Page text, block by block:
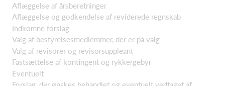
Aflæggelse af årsberetninger
Aflæggelse og godkendelse af reviderede regnskab
Indkomne forslag
Valg af bestyrelsesmedlemmer, der er på valg
Valg af revisorer og revisorsuppleant
Fastsættelse af kontingent og rykkergebyr
Eventuelt